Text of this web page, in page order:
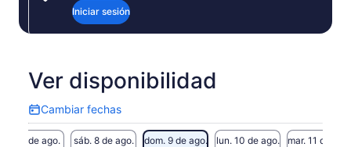
Iniciar sesión
Ver disponibilidad
Cambiar fechas
Cambiar
fechas
vie. 7 de ago. sáb. 8 de ago. dom. 9 de ago. lun. 10 de ago. mar. 11 de ago.